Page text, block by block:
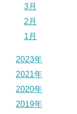
3月
2月
1月
2023年
2021年
2020年
2019年